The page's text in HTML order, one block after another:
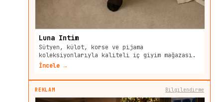
Luna Intim
Sütyen, külot, korse ve pijama
koleksiyonlarıyla kaliteli iç giyim mağazası.
İncele →
REKLAM Bilgilendirme